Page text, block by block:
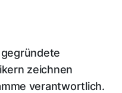
zeichnen
verantwortlich.